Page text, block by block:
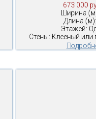
673 000
Ширина
Длина
Этажей:
Стены: Клееный или